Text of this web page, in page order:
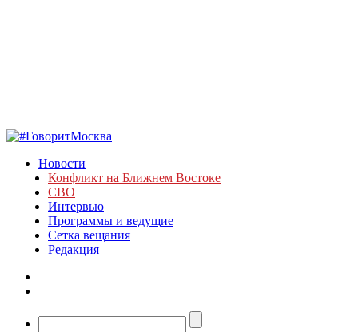
Новости
Конфликт на Ближнем Востоке
СВО
Интервью
Программы и ведущие
Сетка вещания
Редакция